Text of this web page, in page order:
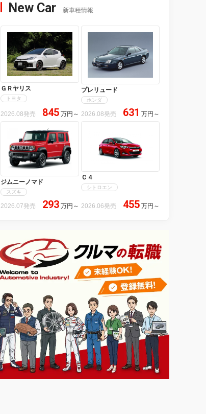
New Car 新車種情報
ＧＲヤリス
トヨタ
2026.08発売 845 万円 ～
プレリュード
ホンダ
2026.08発売 631 万円 ～
ジムニーノマド
スズキ
2026.07発売 293 万円 ～
Ｃ４
シトロエン
2026.06発売 455 万円 ～